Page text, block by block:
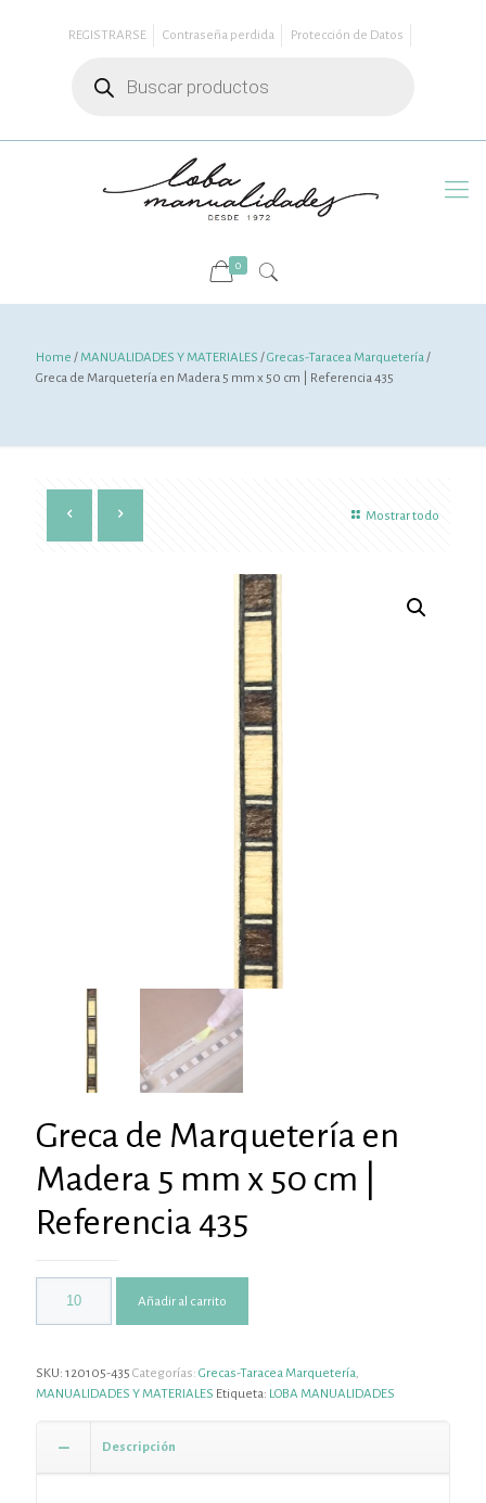
REGISTRARSE Contraseña perdida
Protección de Datos
productos
0
Home /MANUALIDADES Y MATERIALES /Grecas-Taracea Marquetería/
Greca de Marquetería en Madera 5 mm x 50 cm | Referencia 435
Mostrar todo
Greca de Marquetería en
Madera 5 mm x 50 cm |
Referencia 435
Añadir al carrito
SKU: 120105-435 Categorías: Grecas-Taracea Marquetería
MANUALIDADES Y MATERIALES Etiqueta: LOBA MANUALIDADES
Descripción